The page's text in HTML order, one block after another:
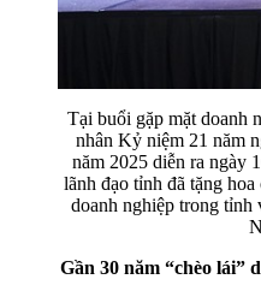
Tại buổi gặp mặt doanh
nhân Kỷ niệm 21 năm
năm 2025 diễn ra ngày
lãnh đạo tỉnh đã tặng
doanh nghiệp trong
Gần 30 năm “chèo lái”